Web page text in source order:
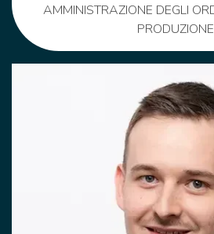
AMMINISTRAZIONE DEGLI
PRODUZIONE